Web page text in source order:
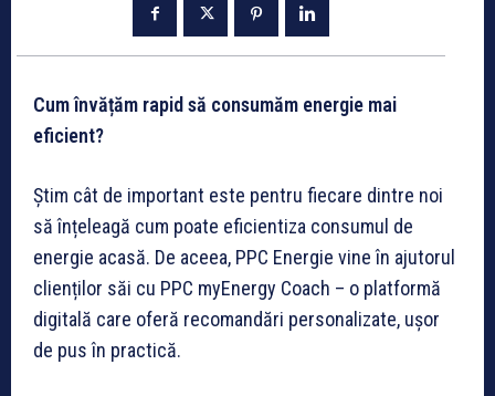
Cum învățăm rapid să consumăm energie mai
eficient?
Știm cât de important este pentru fiecare dintre noi
să înțeleagă cum poate eficientiza consumul de
energie acasă. De aceea, PPC Energie vine în ajutorul
clienților săi cu PPC myEnergy Coach – o platformă
digitală care oferă recomandări personalizate, ușor
de pus în practică.